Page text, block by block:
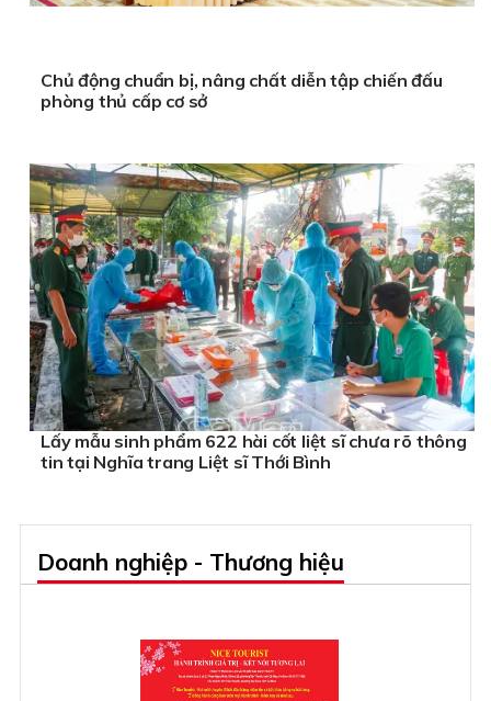
Chủ động chuẩn bị, nâng chất diễn tập chiến đấu
phòng thủ cấp cơ sở
Lấy mẫu sinh phẩm 622 hài cốt liệt sĩ chưa rõ thông
tin tại Nghĩa trang Liệt sĩ Thới Bình
Doanh nghiệp - Thương hiệu